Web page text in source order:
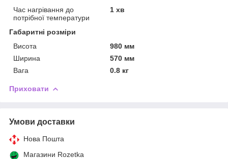
Час нагрівання до
потрібної температури
1 хв
Габаритні розміри
Висота
980 мм
Ширина
570 мм
Вага
0.8 кг
Приховати
Умови доставки
Нова Пошта
Магазини Rozetka